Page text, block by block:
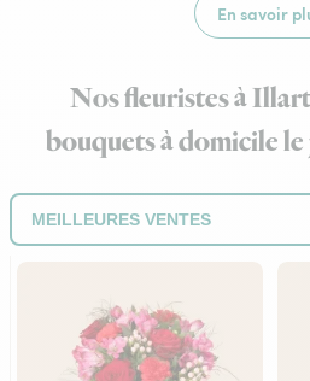
En savoir
Nos fleuristes à
bouquets à domicile